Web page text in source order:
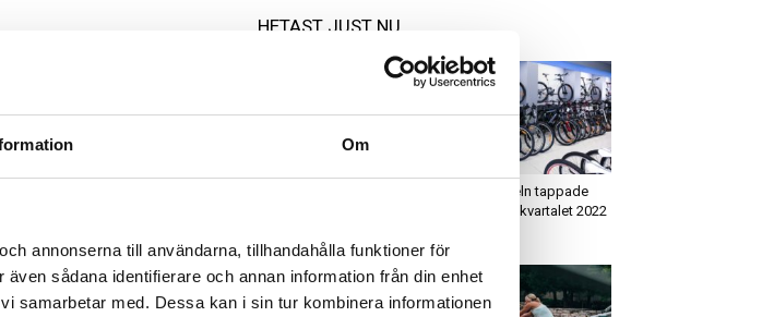
Om
annonserna till användarna, tillhandahålla funktioner för
sådana identifierare och annan information från din enhet
samarbetar med. Dessa kan i sin tur kombinera informationen
HETAST JUST NU
Sporthandeln tappade
under sista kvartalet 2022